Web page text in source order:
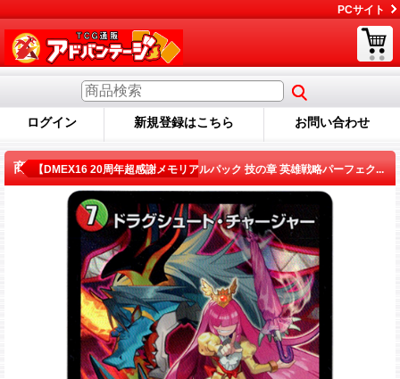
PCサイト
ログイン 新規登録はこちら お問い合わせ
商品詳細【DMEX16 20周年超感謝メモリアルパック 技の章 英雄戦略パーフェク...